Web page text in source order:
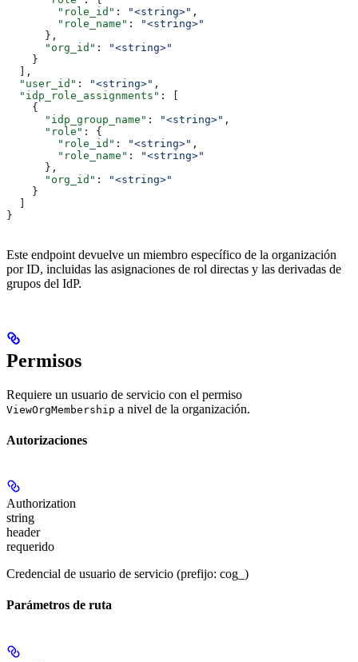
        "role_id"
: "<string>" ,
        "role_name"
:
"<string>"
      },
      "org_id"
:
"<string>"
    }
  ],
  "user_id"
: "<string>" ,
  "idp_role_assignments"
: [
    {
      "idp_group_name"
: "<string>" ,
      "role"
: {
        "role_id"
: "<string>" ,
        "role_name"
:
"<string>"
      },
      "org_id"
:
"<string>"
    }
  ]
}
Este endpoint devuelve un miembro específico de la organización
por ID, incluidas las asignaciones de rol directas y las derivadas de
grupos del IdP.
Permisos
Requiere un usuario de servicio con el permiso
ViewOrgMembership a nivel de la organización.
Autorizaciones
Authorization
string
header
requerido
Credencial de usuario de servicio (prefijo: cog_)
Parámetros de ruta